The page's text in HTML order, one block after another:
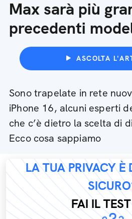
Max sarà più
precedenti
ASCOLTA
Sono trapelate in rete
iPhone 16, alcuni esperti
che c’è dietro la scelta di
Ecco cosa sappiamo
LA TUA PRIVACY È
FAI IL TEST